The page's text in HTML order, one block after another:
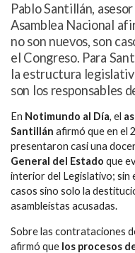
Pablo Santillán,
Asamblea Nacional
no son nuevos, son
el Congreso. Para
la estructura
son los responsables
En Notimundo al Día, el
Santillán afirmó que en el
presentaron casi una
General del Estado que
interior del Legislativo; sin
casos sino solo la
asambleístas acusadas.
Sobre las contrataciones
afirmó que los procesos